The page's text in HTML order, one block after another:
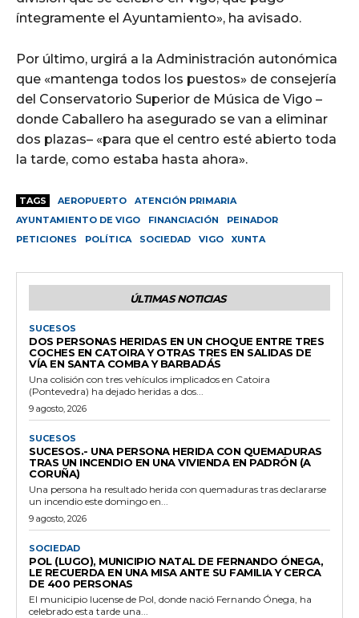
íntegramente el Ayuntamiento», ha avisado.
Por último, urgirá a la Administración autonómica
que «mantenga todos los puestos» de consejería
del Conservatorio Superior de Música de Vigo –
donde Caballero ha asegurado se van a eliminar
dos plazas– «para que el centro esté abierto toda
la tarde, como estaba hasta ahora».
TAGS AEROPUERTO
ATENCIÓN PRIMARIA
AYUNTAMIENTO DE VIGO
FINANCIACIÓN
PEINADOR
PETICIONES
POLÍTICA SOCIEDAD VIGO XUNTA
ÚLTIMAS NOTICIAS
SUCESOS
DOS PERSONAS HERIDAS EN UN CHOQUE ENTRE TRES
COCHES EN CATOIRA Y OTRAS TRES EN SALIDAS DE
VÍA EN SANTA COMBA Y BARBADÁS
Una colisión con tres vehículos implicados en Catoira
(Pontevedra) ha dejado heridas a dos...
9 agosto, 2026
SUCESOS
SUCESOS.- UNA PERSONA HERIDA CON QUEMADURAS
TRAS UN INCENDIO EN UNA VIVIENDA EN PADRÓN (A
CORUÑA)
Una persona ha resultado herida con quemaduras tras declararse
un incendio este domingo en...
9 agosto, 2026
SOCIEDAD
POL (LUGO), MUNICIPIO NATAL DE FERNANDO ÓNEGA,
LE RECUERDA EN UNA MISA ANTE SU FAMILIA Y CERCA
DE 400 PERSONAS
El municipio lucense de Pol, donde nació Fernando Ónega, ha
celebrado esta tarde una...